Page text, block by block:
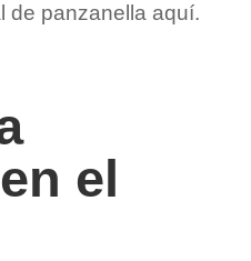
de panzanella aquí.
el